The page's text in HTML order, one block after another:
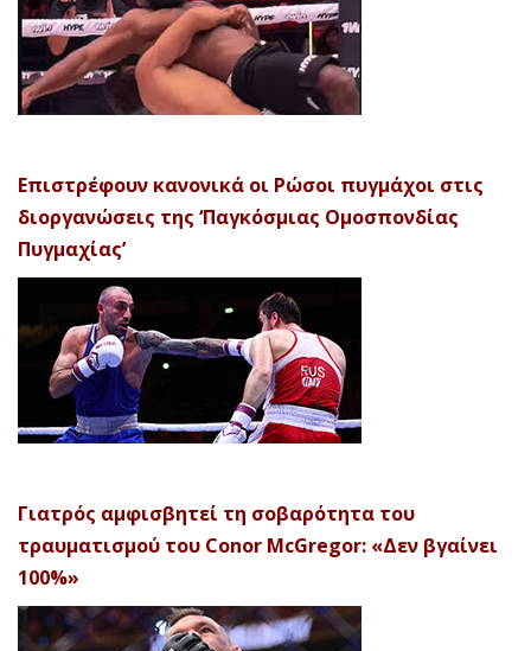
Επιστρέφουν κανονικά οι Ρώσοι πυγμάχοι στις
διοργανώσεις της ‘Παγκόσμιας Ομοσπονδίας
Πυγμαχίας’
Γιατρός αμφισβητεί τη σοβαρότητα του
τραυματισμού του Conor McGregor: «Δεν βγαίνει
100%»